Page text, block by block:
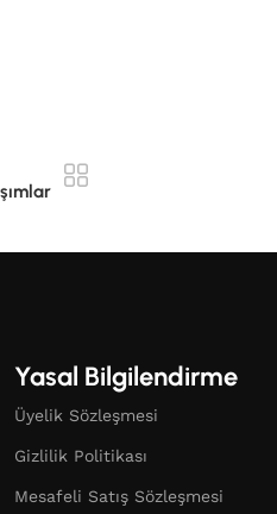
Yasal Bilgilendirme
Üyelik Sözleşmesi
Gizlilik Politikası
Mesafeli Satış Sözleşmesi